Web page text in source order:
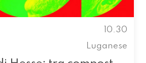
10.30
Luganese